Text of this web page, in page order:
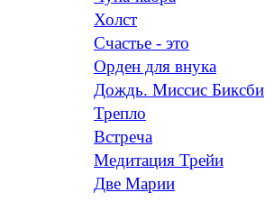
Холст
Счастье - это
Орден для внука
Дождь. Миссис Биксби
Трепло
Встреча
Медитация Трейи
Две Марии